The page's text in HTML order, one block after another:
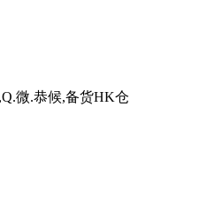
微.恭候,备货HK仓